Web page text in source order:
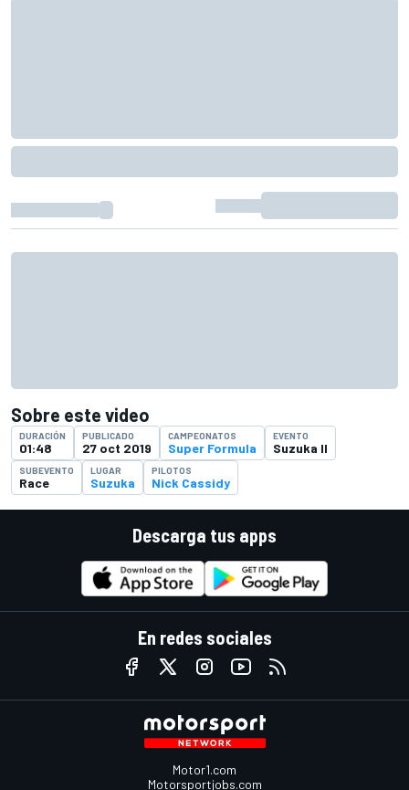
Sobre este video
DURACIÓN
01:48
PUBLICADO
27 oct 2019
CAMPEONATOS
Super Formula
EVENTO
Suzuka II
SUBEVENTO
Race
LUGAR
Suzuka
PILOTOS
Nick Cassidy
Descarga tus apps
En redes sociales
Motor1.com
Motorsportjobs.com